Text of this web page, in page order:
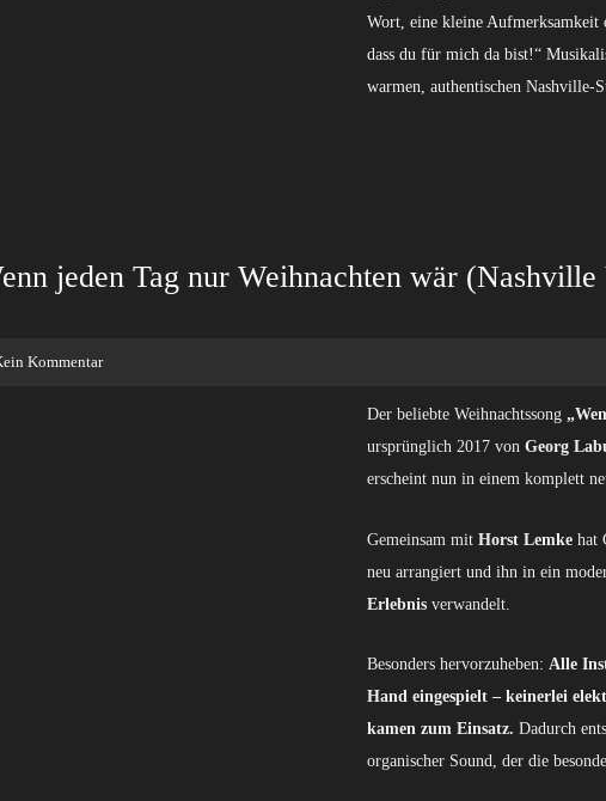
Wort, eine kleine
dass du für mich da bist!“
warmen, authentischen Nashville-
jeden Tag nur Weihnachten wär (Nashville
Kommentar
Der beliebte Weihnachtssong
ursprünglich 2017 von Georg
erscheint nun in einem komplett
Gemeinsam mit Horst Lemke hat
neu arrangiert und ihn in ein
Erlebnis verwandelt.
Besonders hervorzuheben: Alle
Hand eingespielt – keinerlei
kamen zum Einsatz. Dadurch
organischer Sound, der die